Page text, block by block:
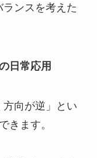
ンスを考えた
日常応用
方向が逆」とい
きます。